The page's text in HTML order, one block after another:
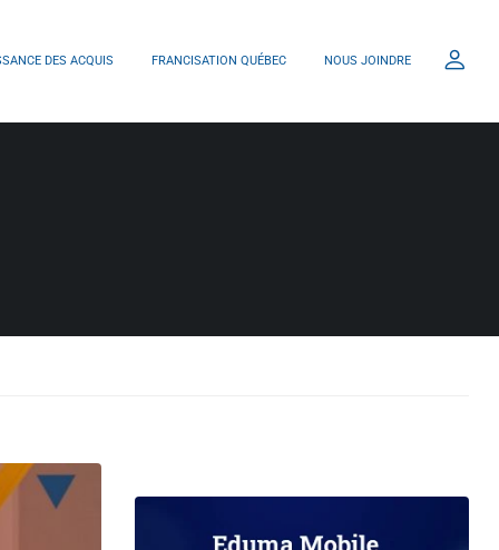
DES ACQUIS FRANCISATION QUÉBEC NOUS JOINDRE